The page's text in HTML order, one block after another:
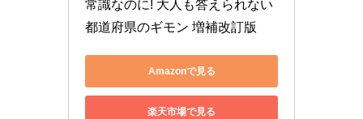
常識なのに! 大人も答えられない
都道府県のギモン 増補改訂版
Amazonで見る
楽天市場で見る